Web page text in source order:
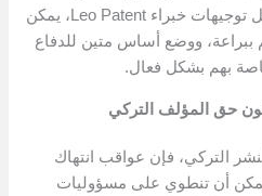
للمعايير القانونية التركية. بفضل توجيهات خبراء Leo Patent، يمكن
ببراعة، ووضع أساس متين للدفاع
بهم بشكل فعال.
حق المؤلف التركي
التركي، فإن عواقب انتهاك
أن تنطوي على مسؤوليات